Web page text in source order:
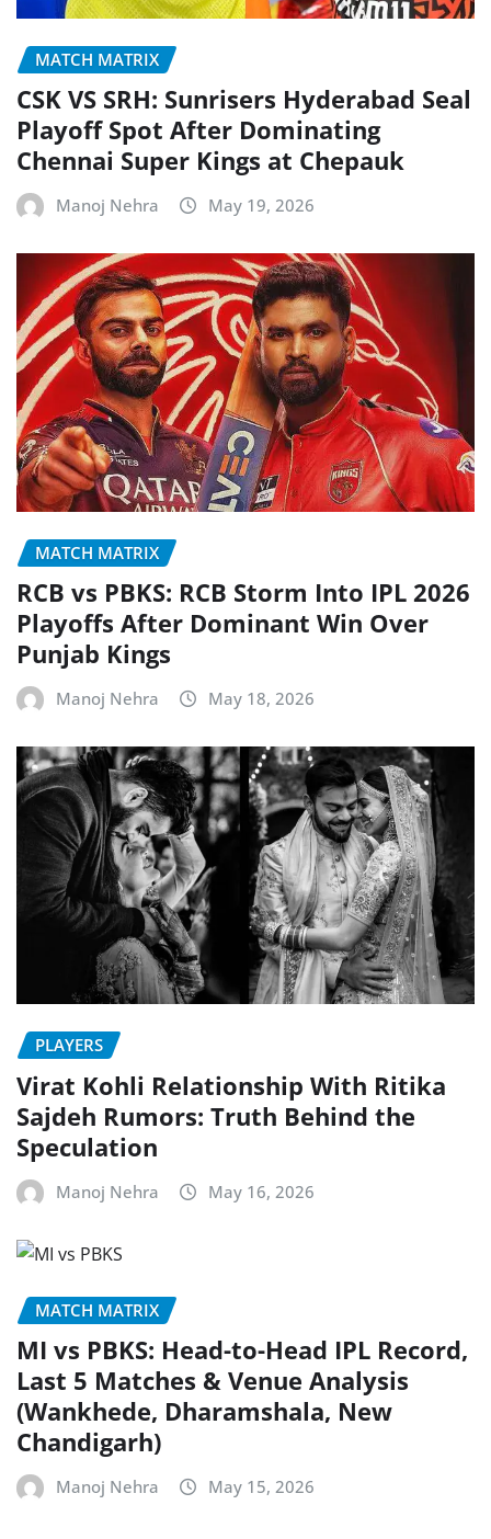
MATCH MATRIX
CSK VS SRH: Sunrisers Hyderabad Seal
Playoff Spot After Dominating
Chennai Super Kings at Chepauk
Manoj Nehra May 19, 2026
MATCH MATRIX
RCB vs PBKS: RCB Storm Into IPL 2026
Playoffs After Dominant Win Over
Punjab Kings
Manoj Nehra May 18, 2026
PLAYERS
Virat Kohli Relationship With Ritika
Sajdeh Rumors: Truth Behind the
Speculation
Manoj Nehra May 16, 2026
MATCH MATRIX
MI vs PBKS: Head-to-Head IPL Record,
Last 5 Matches & Venue Analysis
(Wankhede, Dharamshala, New
Chandigarh)
Manoj Nehra May 15, 2026